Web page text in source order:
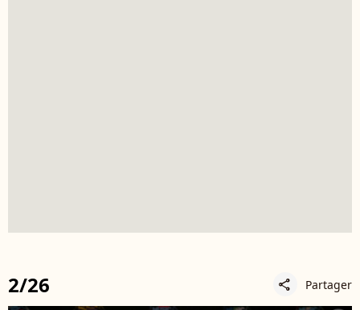
2/26 share Partager